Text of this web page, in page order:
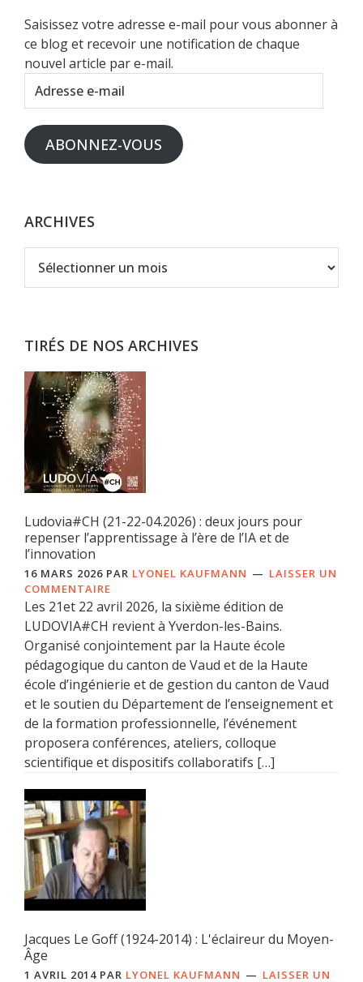
Saisissez votre adresse e-mail pour vous abonner à
ce blog et recevoir une notification de chaque
nouvel article par e-mail.
Adresse
e-
mail
ABONNEZ-VOUS
ARCHIVES
TIRÉS DE NOS ARCHIVES
Ludovia#CH (21-22-04.2026) : deux jours pour
repenser l’apprentissage à l’ère de l’IA et de
l’innovation
16 MARS 2026 PAR LYONEL KAUFMANN
LAISSER UN
COMMENTAIRE
Les 21et 22 avril 2026, la sixième édition de
LUDOVIA#CH revient à Yverdon-les-Bains.
Organisé conjointement par la Haute école
pédagogique du canton de Vaud et de la Haute
école d’ingénierie et de gestion du canton de Vaud
et le soutien du Département de l’enseignement et
de la formation professionnelle, l’événement
proposera conférences, ateliers, colloque
scientifique et dispositifs collaboratifs […]
Jacques Le Goff (1924-2014) : L'éclaireur du Moyen-
Âge
1 AVRIL 2014 PAR LYONEL KAUFMANN LAISSER UN